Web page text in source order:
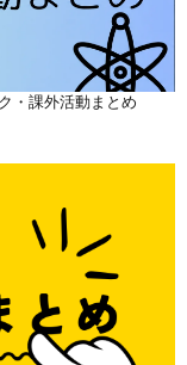
・課外活動まとめ